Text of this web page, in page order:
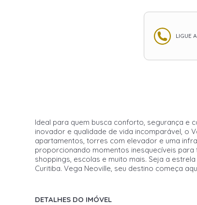
LIGUE
Ideal para quem busca conforto, segurança e
inovador e qualidade de vida incomparável, o
apartamentos, torres com elevador e uma
proporcionando momentos inesquecíveis
shoppings, escolas e muito mais. Seja a
Curitiba. Vega Neoville, seu destino começa
DETALHES DO IMÓVEL